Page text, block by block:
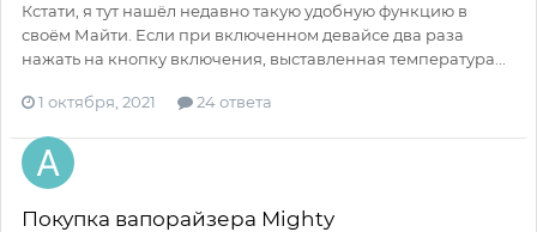
Кстати, я тут нашёл недавно такую удобную функцию в
своём Майти. Если при включенном девайсе два раза
нажать на кнопку включения, выставленная температура...
1 октября, 2021 24 ответа
Покупка вапорайзера Mighty